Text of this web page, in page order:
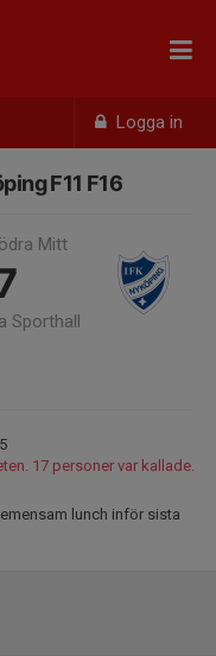
Logga in
F11 F16
Mitt
Sporthall
17 personer var kallade.
lunch inför sista